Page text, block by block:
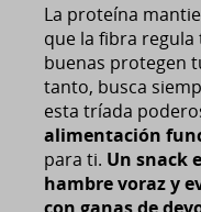
La proteína
que la fibra regula
buenas protegen
tanto, busca
esta tríada
alimentación
para ti. Un snack
hambre voraz y